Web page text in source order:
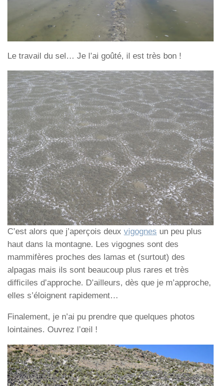
Le travail du sel… Je l’ai goûté, il est très bon !
C’est alors que j’aperçois deux vigognes un peu plus
haut dans la montagne. Les vigognes sont des
mammifères proches des lamas et (surtout) des
alpagas mais ils sont beaucoup plus rares et très
difficiles d’approche. D’ailleurs, dès que je m’approche,
elles s’éloignent rapidement…
Finalement, je n’ai pu prendre que quelques photos
lointaines. Ouvrez l’œil !